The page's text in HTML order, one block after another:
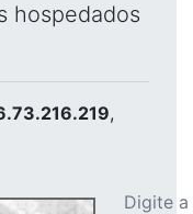
hospedados
,
Digite